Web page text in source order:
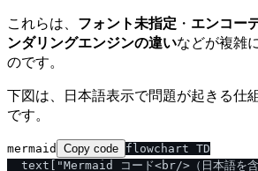
これらは、 フォント未指定 ・ エンコー
ンダリングエンジンの違いなどが複雑
のです。
下図は、日本語表示で問題が起きる仕
です。
mermaid Copy code flowchart TD
text["Mermaid コード<br/>（日本語を